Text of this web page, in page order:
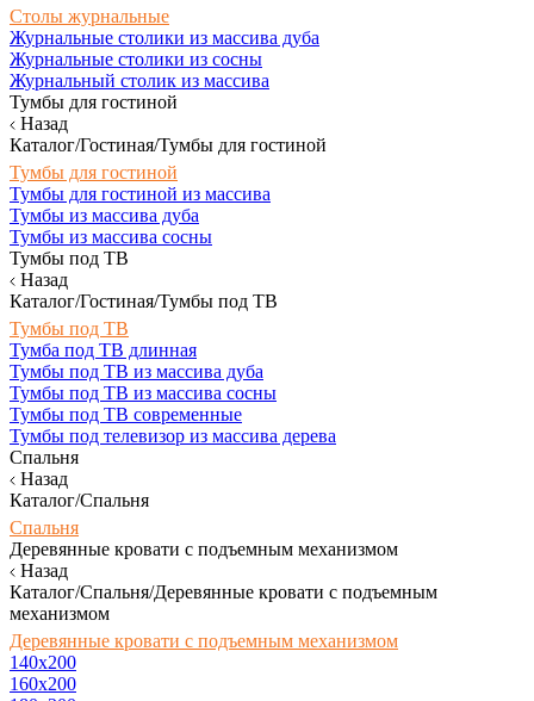
Столы журнальные
Журнальные столики из массива дуба
Журнальные столики из сосны
Журнальный столик из массива
Тумбы для гостиной
Назад
Каталог/Гостиная/Тумбы для гостиной
Тумбы для гостиной
Тумбы для гостиной из массива
Тумбы из массива дуба
Тумбы из массива сосны
Тумбы под ТВ
Назад
Каталог/Гостиная/Тумбы под ТВ
Тумбы под ТВ
Тумба под ТВ длинная
Тумбы под ТВ из массива дуба
Тумбы под ТВ из массива сосны
Тумбы под ТВ современные
Тумбы под телевизор из массива дерева
Спальня
Назад
Каталог/Спальня
Спальня
Деревянные кровати с подъемным механизмом
Назад
Каталог/Спальня/Деревянные кровати с подъемным
механизмом
Деревянные кровати с подъемным механизмом
140x200
160х200